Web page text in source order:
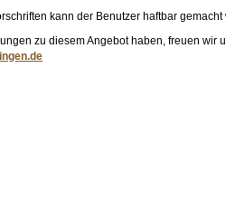
kann der Benutzer haftbar gemacht
zu diesem Angebot haben, freuen wir